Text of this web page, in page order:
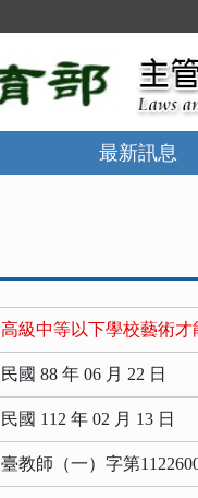
最新訊息
高級中等以下學校藝術才
民國 88 年 06 月 22 日
民國 112 年 02 月 13 日
臺教師（一）字第